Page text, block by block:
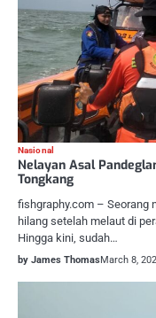
Nasional
Nelayan Asal
Tongkang
fishgraphy.com – Seorang
hilang setelah melaut di
Hingga kini, sudah…
by James ThomasMarch 8,